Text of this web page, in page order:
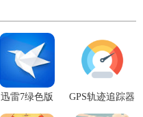
迅雷7绿色版 GPS轨迹追踪器